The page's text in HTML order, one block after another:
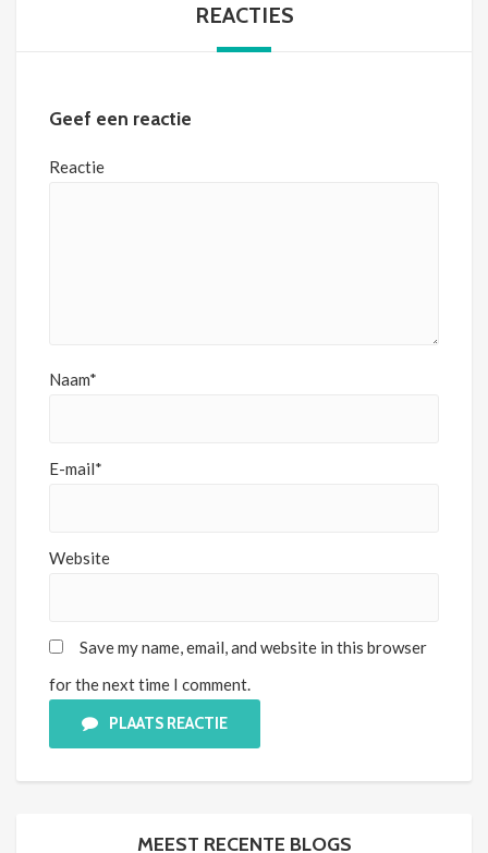
REACTIES
Geef een reactie
Reactie
Naam*
E-mail*
Website
Save my name, email, and website in this browser
for the next time I comment.
PLAATS REACTIE
MEEST RECENTE BLOGS